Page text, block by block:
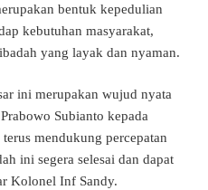
bentuk kepedulian
kebutuhan masyarakat,
yang layak dan nyaman.
ini merupakan wujud nyata
Subianto kepada
mendukung percepatan
ini segera selesai dan dapat
Kolonel Inf Sandy.